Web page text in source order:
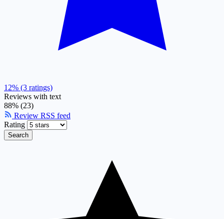
12% (3 ratings)
Reviews with text
88% (23)
Review RSS feed
Rating
Search